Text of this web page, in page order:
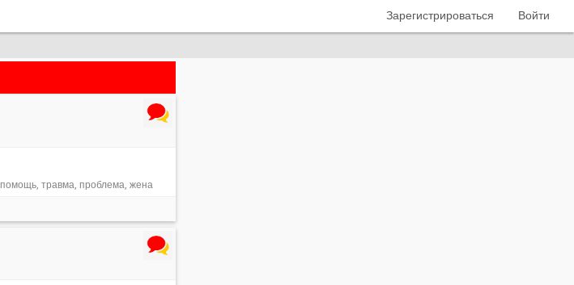
Зарегистрироваться
Войти
помощь травма проблема жена